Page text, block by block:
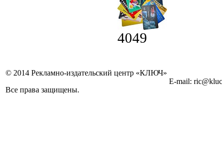
4049
© 2014 Рекламно-издательский центр «КЛЮЧ»
Все права защищены.
E-mail: